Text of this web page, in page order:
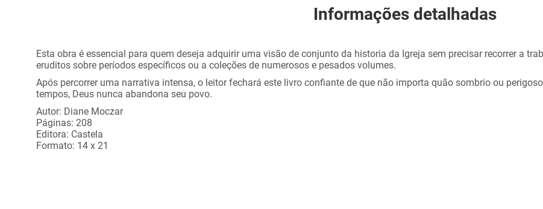
Informações detalhadas
Esta obra é essencial para quem deseja adquirir uma visão de conjunto da historia da Igreja sem precisar recorrer a
eruditos sobre períodos específicos ou a coleções de numerosos e pesados volumes.
Após percorrer uma narrativa intensa, o leitor fechará este livro confiante de que não importa quão sombrio ou
tempos, Deus nunca abandona seu povo.
Autor: Diane Moczar
Páginas: 208
Editora: Castela
Formato: 14 x 21